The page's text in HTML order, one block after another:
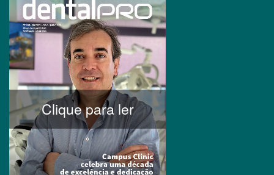
Clique para ler